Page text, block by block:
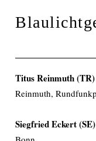
Titus Reinmuth (TR)
Reinmuth,
Siegfried Eckert (SE)